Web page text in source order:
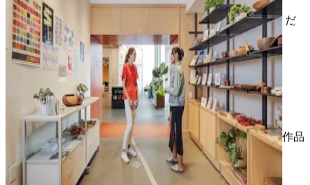
アート インスタレーションや屋外イベントをお楽しみくだ
さい
arrow_forward
アート
感性を刺激するインタラクティブで想像力豊かなアート作品
arrow_forward